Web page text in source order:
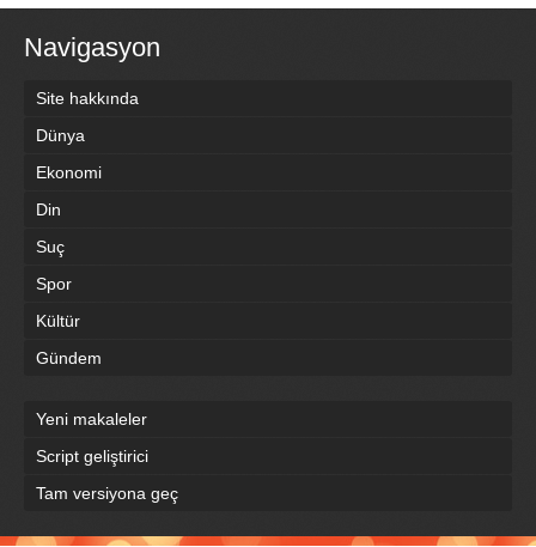
Navigasyon
Site hakkında
Dünya
Ekonomi
Din
Suç
Spor
Kültür
Gündem
Yeni makaleler
Script geliştirici
Tam versiyona geç